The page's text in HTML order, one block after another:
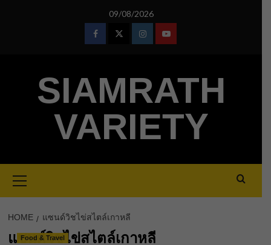
09/08/2026
FacebookTwitterInstagramYoutube
SIAMRATH
VARIETY
Menu
HOME แซนด์วิชไข่สไตล์เกาหลี
แซนด์วิชไข่สไตล์เกาหลี
Food & Travel